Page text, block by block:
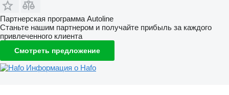
Партнерская программа Autoline
Станьте нашим партнером и получайте прибыль за каждого
привлеченного клиента
Смотреть предложение
Информация о Hafo